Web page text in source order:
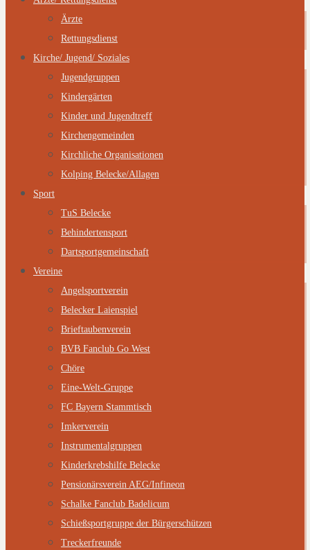
Ärzte
Rettungsdienst
Kirche/ Jugend/ Soziales
Jugendgruppen
Kindergärten
Kinder und Jugendtreff
Kirchengemeinden
Kirchliche Organisationen
Kolping Belecke/Allagen
Sport
TuS Belecke
Behindertensport
Dartsportgemeinschaft
Vereine
Angelsportverein
Belecker Laienspiel
Brieftaubenverein
BVB Fanclub Go West
Chöre
Eine-Welt-Gruppe
FC Bayern Stammtisch
Imkerverein
Instrumentalgruppen
Kinderkrebshilfe Belecke
Pensionärsverein AEG/Infineon
Schalke Fanclub Badelicum
Schießsportgruppe der Bürgerschützen
Treckerfreunde